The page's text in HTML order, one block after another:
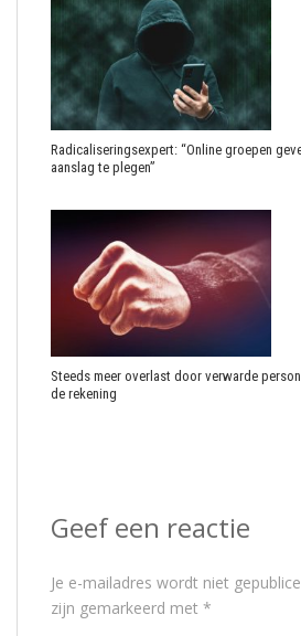
Radicaliseringsexpert: “Online groepen
aanslag te plegen”
Steeds meer overlast door verwarde
de rekening
Geef een reactie
Je e-mailadres wordt niet
zijn gemarkeerd met *